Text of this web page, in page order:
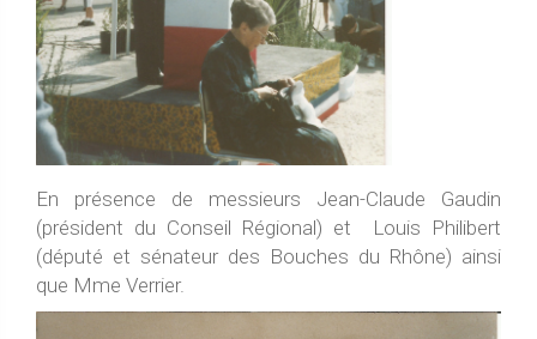
En présence de messieurs Jean-Claude Gaudin
(président du Conseil Régional) et Louis Philibert
(député et sénateur des Bouches du Rhône) ainsi
que Mme Verrier.